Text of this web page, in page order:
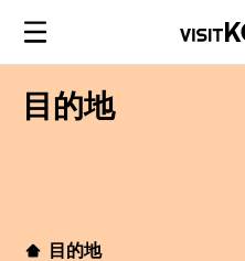
目的地
目的地